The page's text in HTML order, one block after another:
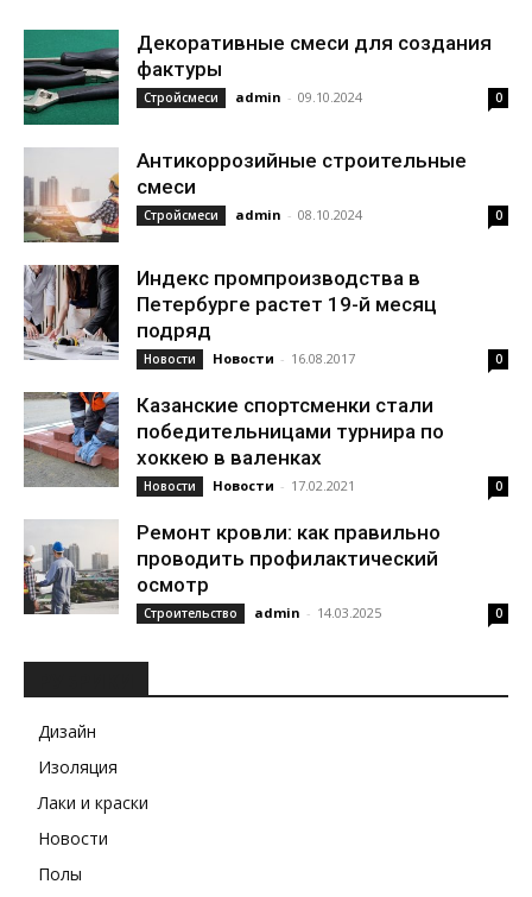
Декоративные смеси для создания
фактуры
Стройсмеси admin - 09.10.2024 0
Антикоррозийные строительные
смеси
Стройсмеси admin - 08.10.2024 0
Индекс промпроизводства в
Петербурге растет 19-й месяц
подряд
Новости Новости - 16.08.2017 0
Казанские спортсменки стали
победительницами турнира по
хоккею в валенках
Новости Новости - 17.02.2021 0
Ремонт кровли: как правильно
проводить профилактический
осмотр
Строительство admin - 14.03.2025 0
Дизайн
Изоляция
Лаки и краски
Новости
Полы